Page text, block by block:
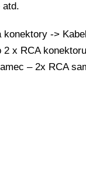
atd.
konektory ->
x RCA konektoru
– 2x RCA